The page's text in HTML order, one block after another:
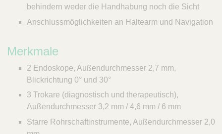
behindern weder die Handhabung noch die Sicht
Anschlussmöglichkeiten an Haltearm und Navigation
Merkmale
2 Endoskope, Außendurchmesser 2,7 mm,
Blickrichtung 0° und 30°
3 Trokare (diagnostisch und therapeutisch),
Außendurchmesser 3,2 mm / 4,6 mm / 6 mm
Starre Rohrschaftinstrumente, Außendurchmesser 2,0